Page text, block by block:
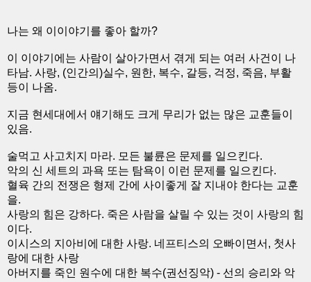
나는 왜 이이야기를 좋아 할까?
이 이야기에는 사람이 살아가면서 겪게 되는 여러 사건이 나
타남. 사랑, (인간의)실수, 원한, 복수, 갈등, 걱정, 죽음, 부활
등이 나옴.
지금 현세대에서 얘기해도 크게 무리가 없는 많은 교훈들이
있음.
술먹고 사고치지 마라. 모든 불륜은 문제를 일으킨다.
악의 신 세트의 과욕 또는 탐욕이 이런 문제를 일으킨다.
혈육 간의 전쟁은 형제 간에 사이좋게 잘 지내야 한다는 교훈
을.
사랑의 힘은 강하다. 죽은 사람을 살릴 수 있는 것이 사랑의 힘
이다.
이시스의 지아비에 대한 사랑. 네프티스의 오빠이면서, 첫사
랑에 대한 사랑
아버지를 죽인 원수에 대한 복수(권선징악) - 선의 승리와 악